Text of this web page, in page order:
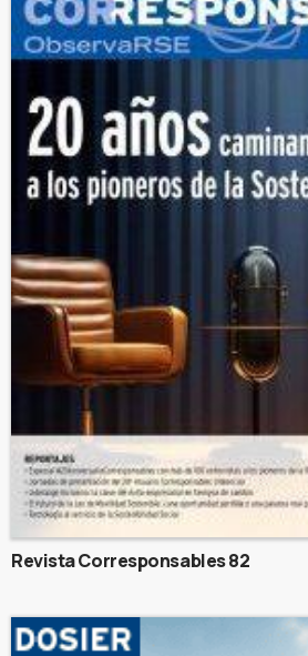
Revista Corresponsables 82